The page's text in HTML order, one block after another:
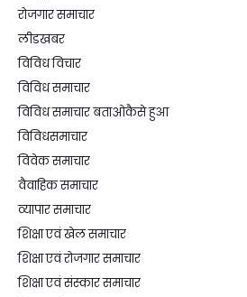
रोजगार समाचार
लीडखबर
विविध विचार
विविध समाचार
विविध समाचार बताओकैसे हुआ
विविधसमाचार
विवेक समाचार
वैवाहिक समाचार
व्यापार समाचार
शिक्षा एवं खेल समाचार
शिक्षा एवं रोजगार समाचार
शिक्षा एवं संस्कार समाचार